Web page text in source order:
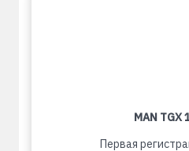
MAN TGX
Первая